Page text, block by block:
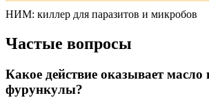
НИМ: киллер для паразитов и микробов
Частые вопросы
Какое действие оказывает масло
фурункулы?